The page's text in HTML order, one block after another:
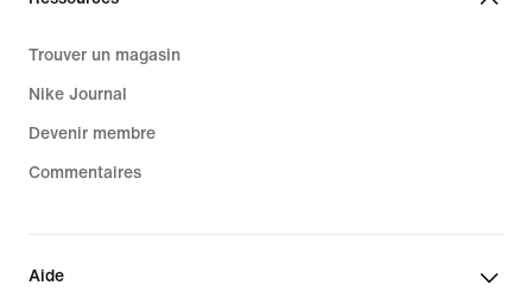
Trouver un magasin
Nike Journal
Devenir membre
Commentaires
Aide